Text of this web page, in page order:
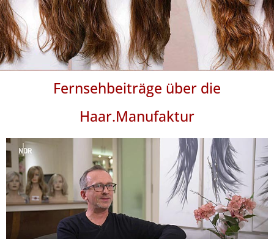
Fernsehbeiträge über die
Haar.Manufaktur